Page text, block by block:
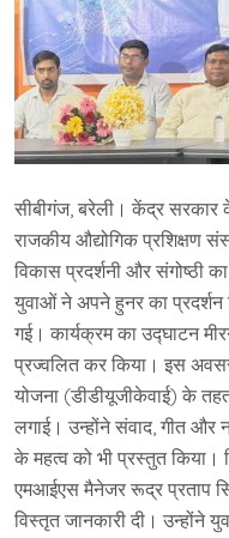
सीबीगंज, बरेली। केंद्र सरकार
राजकीय औद्योगिक प्रशिक्षण
विकास प्रदर्शनी और संगोष्ठी
युवाओं ने अपने हुनर का प्रदर्शन
गई। कार्यक्रम का उद्घाटन
प्रज्वलित कर किया। इस
योजना (डीडीयूजीकेवाई) के
लगाई। उन्होंने संवाद, गीत
के महत्व को भी प्रस्तुत
एमआईएस मैनेजर रूद्र प्रताप
विस्तृत जानकारी दी। उन्होंने